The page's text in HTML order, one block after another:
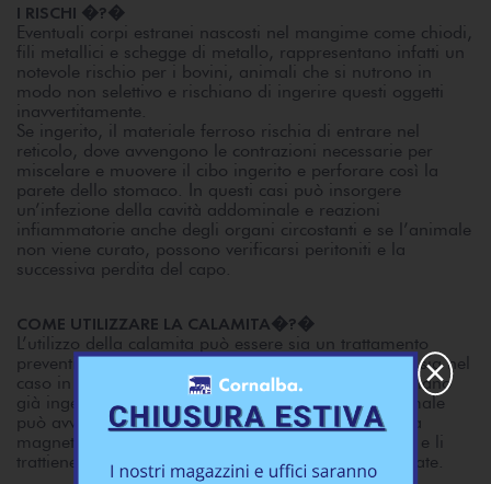
I RISCHI �?�
Eventuali corpi estranei nascosti nel mangime come chiodi,
fili metallici e schegge di metallo, rappresentano infatti un
notevole rischio per i bovini, animali che si nutrono in
modo non selettivo e rischiano di ingerire questi oggetti
inavvertitamente.
Se ingerito, il materiale ferroso rischia di entrare nel
reticolo, dove avvengono le contrazioni necessarie per
miscelare e muovere il cibo ingerito e perforare così la
parete dello stomaco. In questi casi può insorgere
un’infezione della cavità addominale e reazioni
infiammatorie anche degli organi circostanti e se l’animale
non viene curato, possono verificarsi peritoniti e la
successiva perdita del capo.
COME UTILIZZARE LA CALAMITA�?�
L’utilizzo della calamita può essere sia un trattamento
preventivo per preservare il benessere dell’animale, sia nel
caso in cui si debba trattare e curare bovini che abbiano
già ingerito materiale ferroso e il recupero dell’animale
può avvenire anche nel giro di pochi giorni. La forza
magnetica della calamita attrae il materiale ingerito e li
trattiene evitando così tutte le complicazioni sopracitate.
×